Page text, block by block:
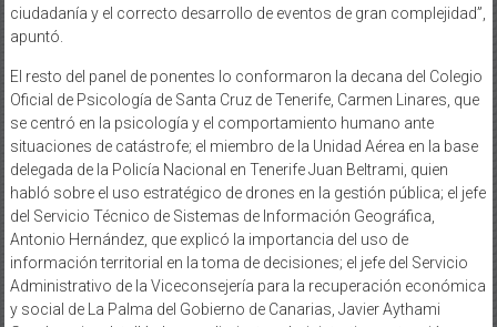
ciudadanía y el correcto desarrollo de eventos de gran complejidad”,
apuntó.
El resto del panel de ponentes lo conformaron la decana del Colegio
Oficial de Psicología de Santa Cruz de Tenerife, Carmen Linares, que
se centró en la psicología y el comportamiento humano ante
situaciones de catástrofe; el miembro de la Unidad Aérea en la base
delegada de la Policía Nacional en Tenerife Juan Beltrami, quien
habló sobre el uso estratégico de drones en la gestión pública; el jefe
del Servicio Técnico de Sistemas de Información Geográfica,
Antonio Hernández, que explicó la importancia del uso de
información territorial en la toma de decisiones; el jefe del Servicio
Administrativo de la Viceconsejería para la recuperación económica
y social de La Palma del Gobierno de Canarias, Javier Aythami